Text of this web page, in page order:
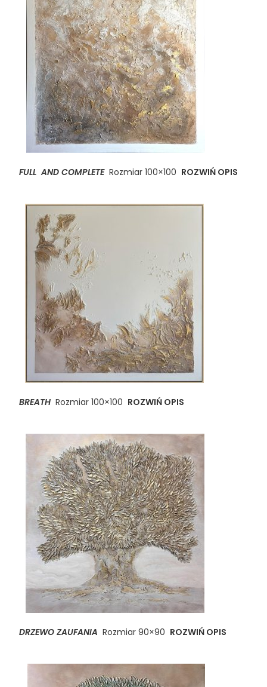
FULL AND COMPLETERozmiar 100×100 ROZWIŃ OPIS
BREATHRozmiar 100×100 ROZWIŃ OPIS
DRZEWO ZAUFANIARozmiar 90×90 ROZWIŃ OPIS